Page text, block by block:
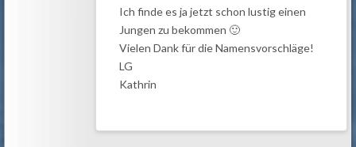
Ich finde es ja jetzt schon lustig einen
Jungen zu bekommen 🙂
Vielen Dank für die Namensvorschläge!
LG
Kathrin